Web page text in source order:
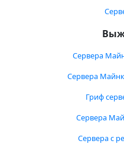
Сервера
Сервера
Гриф
Сервера
Сервера с